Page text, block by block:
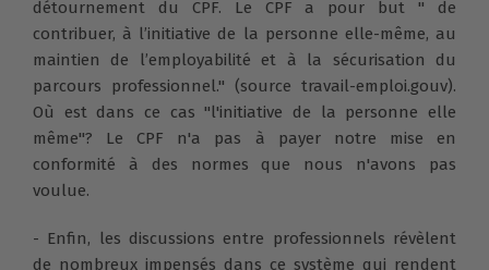
détournement du CPF. Le CPF a pour but " de
contribuer, à l’initiative de la personne elle-même, au
maintien de l’employabilité et à la sécurisation du
parcours professionnel." (source travail-emploi.gouv).
Où est dans ce cas "l'initiative de la personne elle
même"? Le CPF n'a pas à payer notre mise en
conformité à des normes que nous n'avons pas
voulue.
- Enfin, les discussions entre professionnels révèlent
de nombreux impensés dans ce système qui rendent